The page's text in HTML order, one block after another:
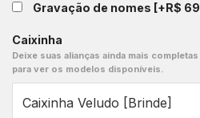
Gravação de nomes [+R$
Caixinha
Deixe suas alianças ainda mais
para ver os modelos disponíveis.